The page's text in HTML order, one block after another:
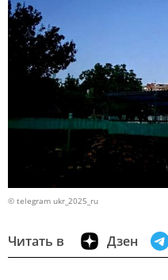
© telegram ukr_2025_ru
Читать в Дзен